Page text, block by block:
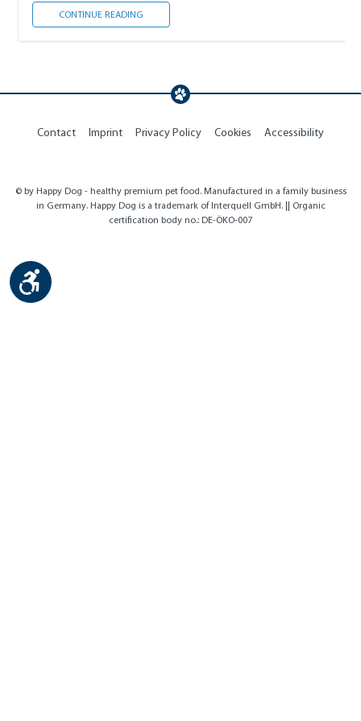
CONTINUE READING
Contact Imprint Privacy Policy Cookies Accessibility
© by Happy Dog - healthy premium pet food. Manufactured in a family business
in Germany. Happy Dog is a trademark of Interquell GmbH. || Organic
certification body no.: DE-ÖKO-007
Show toolbar